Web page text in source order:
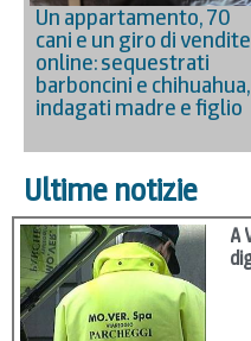
Un appartamento, 70
cani e un giro di vendite
online: sequestrati
barboncini e chihuahua,
indagati madre e figlio
Ultime notizie
A